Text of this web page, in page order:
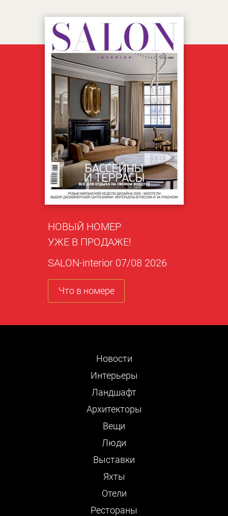
НОВЫЙ НОМЕР
УЖЕ В ПРОДАЖЕ!
SALON-interior 07/08 2026
Что в номере
Новости
Интерьеры
Ландшафт
Архитекторы
Вещи
Люди
Выставки
Яхты
Отели
Рестораны